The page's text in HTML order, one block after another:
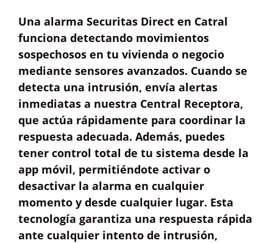
Una alarma Securitas Direct en Catral
funciona detectando movimientos
sospechosos en tu vivienda o negocio
mediante sensores avanzados. Cuando se
detecta una intrusión, envía alertas
inmediatas a nuestra Central Receptora,
que actúa rápidamente para coordinar la
respuesta adecuada. Además, puedes
tener control total de tu sistema desde la
app móvil, permitiéndote activar o
desactivar la alarma en cualquier
momento y desde cualquier lugar. Esta
tecnología garantiza una respuesta rápida
ante cualquier intento de intrusión,